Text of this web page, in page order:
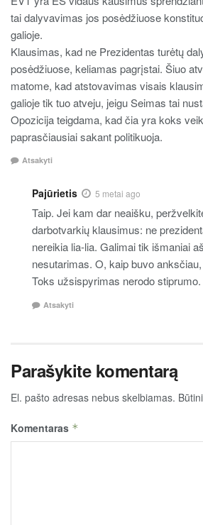
tai dalyvavimas jos posėdžiuose
galioje.
Klausimas, kad ne Prezidentas turėtų
posėdžiuose, keliamas pagrįstai. Šiuo
matome, kad atstovavimas visais
galioje tik tuo atveju, jeigu Seimas tai
Opozicija teigdama, kad čia yra koks
paprasčiausiai sakant politikuoja.
Atsakyti
Pajūrietis 5 metai ago
Taip. Jei kam dar neaišku,
darbotvarkių klausimus: ne
nereikia lia-lia. Galimai tik išmaniai
nesutarimas. O, kaip buvo
Toks užsispyrimas nerodo
Atsakyti
Parašykite komentarą
El. pašto adresas nebus skelbiamas.
Komentaras *